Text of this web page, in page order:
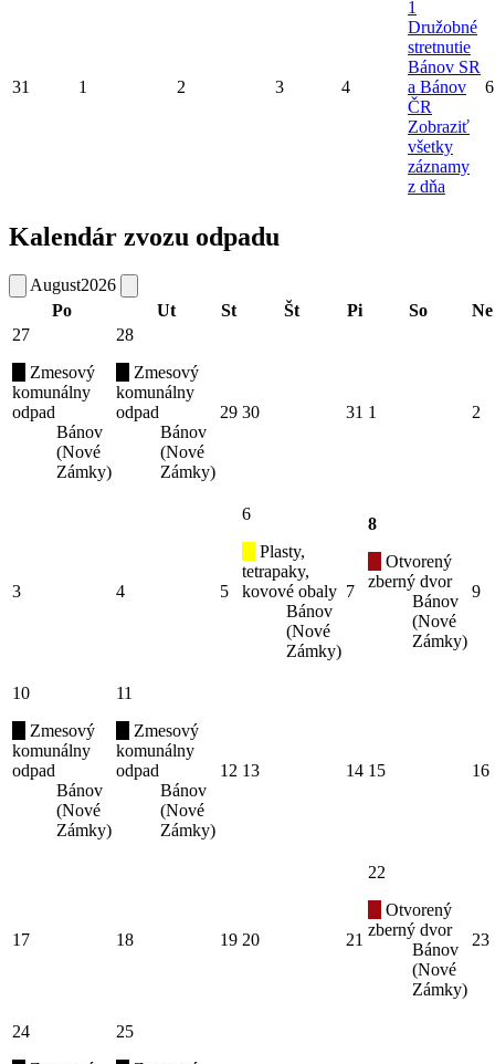
31 1 2 3 4
1
Družobné
stretnutie
Bánov SR
a Bánov
ČR
Zobraziť
všetky
záznamy
z dňa
6
Kalendár zvozu odpadu
August2026
Po
Ut St Št Pi So
Ne
27
Zmesový
komunálny
odpad
Bánov
(Nové
Zámky)
28
Zmesový
komunálny
odpad
Bánov
(Nové
Zámky)
29 30 31 1 2
3 4 5
6
Plasty,
tetrapaky,
kovové obaly
Bánov
(Nové
Zámky)
7
8
Otvorený
zberný dvor
Bánov
(Nové
Zámky)
9
10
Zmesový
komunálny
odpad
Bánov
(Nové
Zámky)
11
Zmesový
komunálny
odpad
Bánov
(Nové
Zámky)
12 13 14 15 16
17 18 19 20 21
22
Otvorený
zberný dvor
Bánov
(Nové
Zámky)
23
24
25